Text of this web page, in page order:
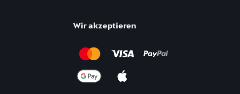
Wir akzeptieren